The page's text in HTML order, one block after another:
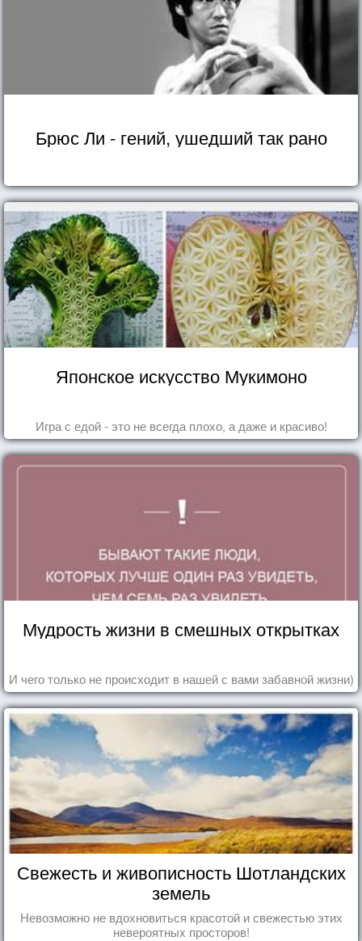
Брюс Ли - гений, ушедший так рано
Японское искусство Мукимоно
Игра с едой - это не всегда плохо, а даже и красиво!
Мудрость жизни в смешных открытках
И чего только не происходит в нашей с вами забавной жизни)
Свежесть и живописность Шотландских
земель
Невозможно не вдохновиться красотой и свежестью этих
невероятных просторов!